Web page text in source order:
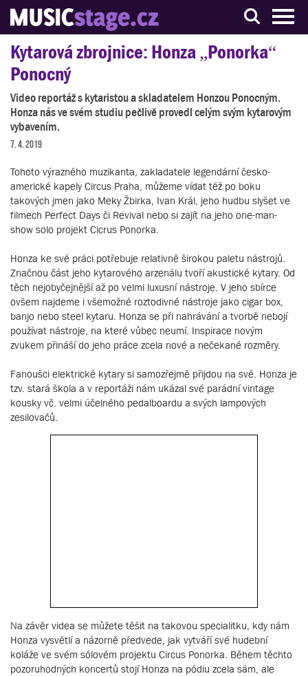
S muzikanty pro muzikanty
Kytarová zbrojnice: Honza „Ponorka“
Ponocný
Video reportáž s kytaristou a skladatelem Honzou Ponocným.
Honza nás ve svém studiu pečlivě provedl celým svým kytarovým
vybavením.
7. 4. 2019
Tohoto výrazného muzikanta, zakladatele legendární česko-
americké kapely Circus Praha, můžeme vídat též po boku
takových jmen jako Meky Žbirka, Ivan Král, jeho hudbu slyšet ve
filmech Perfect Days či Revival nebo si zajít na jeho one-man-
show solo projekt Cicrus Ponorka.
Honza ke své práci potřebuje relativně širokou paletu nástrojů.
Značnou část jeho kytarového arzenálu tvoří akustické kytary. Od
těch nejobyčejnější až po velmi luxusní nástroje. V jeho sbírce
ovšem najdeme i všemožné roztodivné nástroje jako cigar box,
banjo nebo steel kytaru. Honza se při nahrávání a tvorbě nebojí
používat nástroje, na které vůbec neumí. Inspirace novým
zvukem přináší do jeho práce zcela nové a nečekané rozměry.
Fanoušci elektrické kytary si samozřejmě přijdou na své. Honza je
tzv. stará škola a v reportáži nám ukázal své parádní vintage
kousky vč. velmi účelného pedalboardu a svých lampových
zesilovačů.
Na závěr videa se můžete těšit na takovou specialitku, kdy nám
Honza vysvětlí a názorně předvede, jak vytváří své hudební
koláže ve svém sólovém projektu Circus Ponorka. Během těchto
pozoruhodných koncertů stojí Honza na pódiu zcela sám, ale